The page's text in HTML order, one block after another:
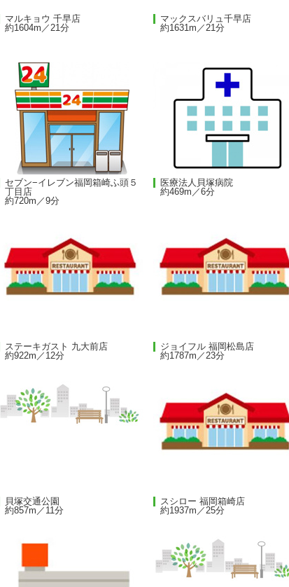
マルキョウ 千早店
約1604m／21分
マックスバリュ千早店
約1631m／21分
セブン−イレブン福岡箱崎ふ頭５
丁目店
約720m／9分
医療法人貝塚病院
約469m／6分
ステーキガスト 九大前店
約922m／12分
ジョイフル 福岡松島店
約1787m／23分
貝塚交通公園
約857m／11分
スシロー 福岡箱崎店
約1937m／25分